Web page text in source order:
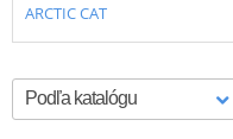
ARCTIC CAT